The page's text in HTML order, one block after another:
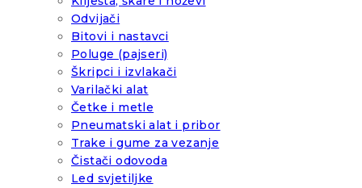
Odvijači
Bitovi i nastavci
Poluge (pajseri)
Škripci i izvlakači
Varilački alat
Četke i metle
Pneumatski alat i pribor
Trake i gume za vezanje
Čistači odovoda
Led svjetiljke